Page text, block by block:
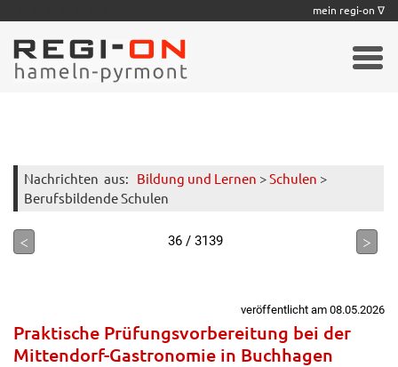
Nachrichten aus: Bildung und Lernen >Schulen >
Berufsbildende Schulen
< 36 / 3139 >
veröffentlicht am 08.05.2026
Praktische Prüfungsvorbereitung bei der
Mittendorf-Gastronomie in Buchhagen
mein regi-on ∇